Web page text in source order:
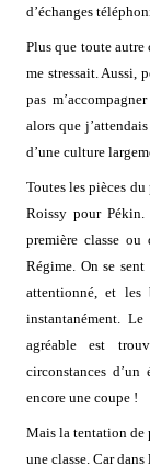
d’échanges
Plus que toute autre
me stressait. Aussi,
pas
alors que
d’une culture
Toutes les pièces
Roissy pour Pékin.
première classe ou
Régime. On se
attentionné, et les
instantanément.
agréable est
circonstances
encore une coupe !
Mais la tentation de
une classe. Car